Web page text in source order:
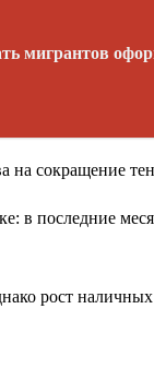
мигрантов
на сокращение
последние
рост